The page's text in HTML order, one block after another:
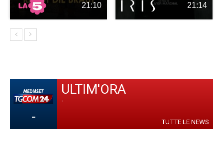
21:10 21:14
-
ULTIM'ORA
-
TUTTE LE NEWS